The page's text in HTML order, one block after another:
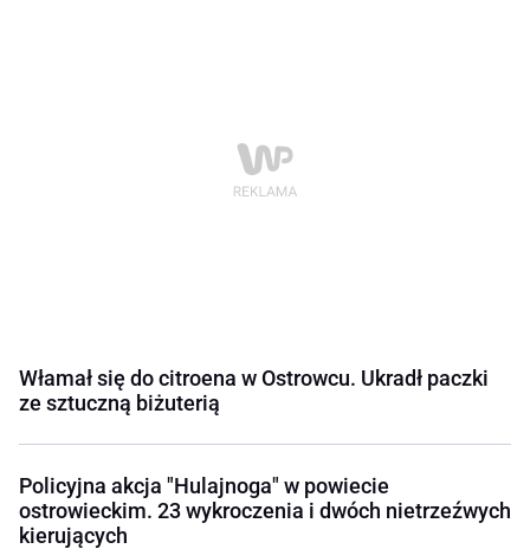
Włamał się do citroena w Ostrowcu. Ukradł paczki
ze sztuczną biżuterią
Policyjna akcja "Hulajnoga" w powiecie
ostrowieckim. 23 wykroczenia i dwóch nietrzeźwych
kierujących